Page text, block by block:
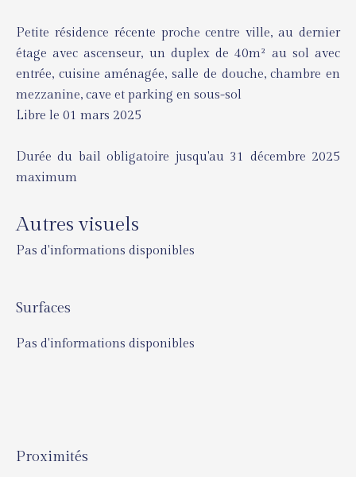
Petite résidence récente proche centre ville, au dernier
étage avec ascenseur, un duplex de 40m² au sol avec
entrée, cuisine aménagée, salle de douche, chambre en
mezzanine, cave et parking en sous-sol
Libre le 01 mars 2025
Durée du bail obligatoire jusqu'au 31 décembre 2025
maximum
Autres visuels
Pas d'informations disponibles
Surfaces
Pas d'informations disponibles
Proximités